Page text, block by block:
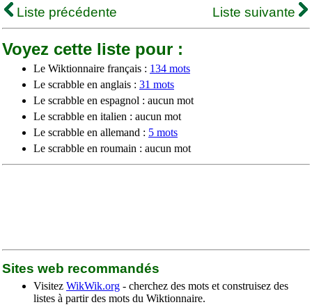
Liste précédente
Liste suivante
Voyez cette liste pour :
Le Wiktionnaire français : 134 mots
Le scrabble en anglais : 31 mots
Le scrabble en espagnol : aucun mot
Le scrabble en italien : aucun mot
Le scrabble en allemand : 5 mots
Le scrabble en roumain : aucun mot
Sites web recommandés
Visitez WikWik.org - cherchez des mots et construisez des
listes à partir des mots du Wiktionnaire.